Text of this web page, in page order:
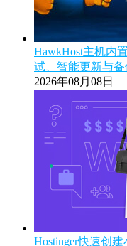
HawkHost主机内
试、智能更新与备
2026年08月08日
Hostinger快速创